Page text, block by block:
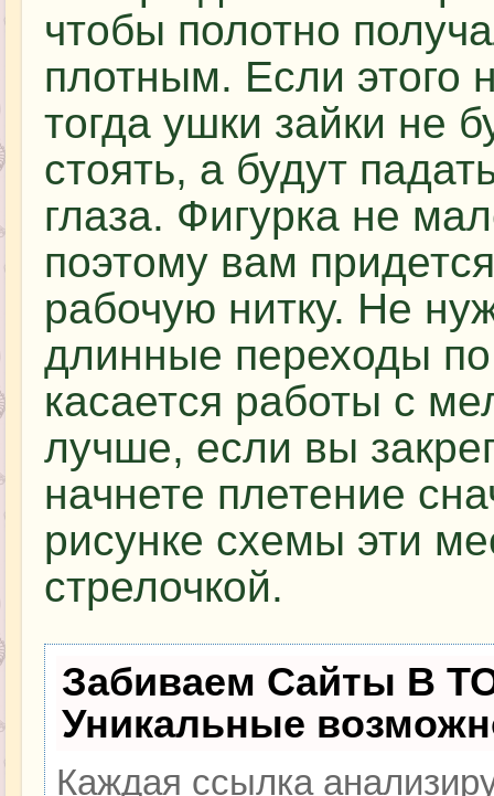
чтобы полотно
плотным. Если этого
тогда ушки зайки не
стоять, а будут
глаза. Фигурка не
поэтому вам
рабочую нитку. Не
длинные переходы
касается работы с
лучше, если вы
начнете плетение
рисунке схемы эти
стрелочкой.
Забиваем Сайты В
Уникальные
Каждая ссылка